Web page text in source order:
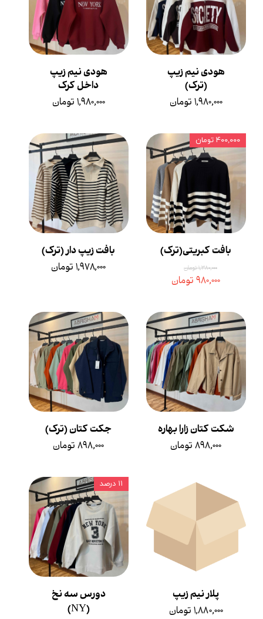
هودی نیم زیپ
(ترک)
۱,۹۸۰,۰۰۰ تومان
هودی نیم زیپ
داخل کرک
۱,۹۸۰,۰۰۰ تومان
بافت کبریتی(ترک)
۱,۳۸۰,۰۰۰ تومان
۹۸۰,۰۰۰ تومان
۴۰۰,۰۰۰ تومان
بافت زیپ دار (ترک)
۱,۹۷۸,۰۰۰ تومان
شکت کتان زارا بهاره
۸۹۸,۰۰۰ تومان
جکت کتان (ترک)
۸۹۸,۰۰۰ تومان
پلار نیم زیپ
۱,۸۸۰,۰۰۰ تومان
دورس سه نخ
(NY)
۱۱ درصد